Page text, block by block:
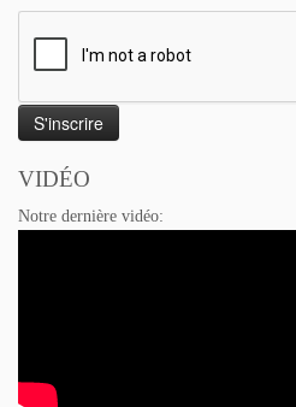
VIDÉO
Notre dernière vidéo: